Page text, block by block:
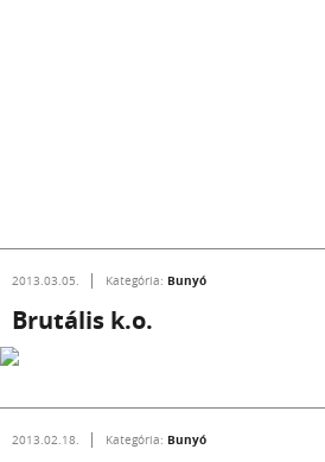
2013.03.05. Kategória: Bunyó
Brutális k.o.
2013.02.18. Kategória: Bunyó